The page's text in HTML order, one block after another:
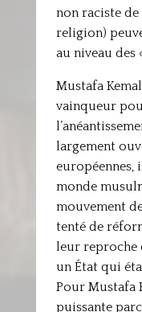
non raciste de
religion)
au niveau des
Mustafa
vainqueur
largement
européennes,
monde
mouvement
tenté de
leur reproche
un État qui
Pour Mustafa
puissante